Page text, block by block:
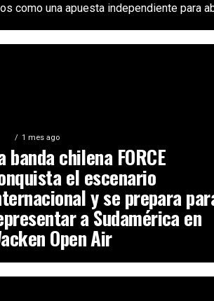
como una apuesta independiente para
1 mes ago
banda chilena FORCE
el escenario
y se prepara
a Sudamérica en
Open Air